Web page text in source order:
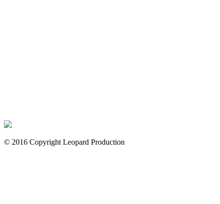
© 2016 Copyright Leopard Production